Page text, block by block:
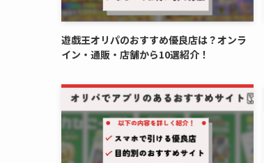
遊戯王オリパのおすすめ優良店は？オンラ
イン・通販・店舗から10選紹介！